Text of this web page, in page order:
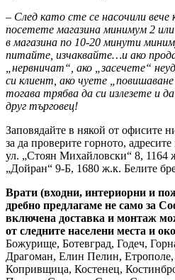
– След като сте се насочили
посетете магазина минимум 2
в магазина по 10-20 минути
питайте, изчаквайте…и ако
„нервничат“, ако „засечете“
си клиент, ако чуете
тогава трябва да си излезете и
друг търговец!
Заповядайте в някой от офисите
за да проверите горното,
ул. „Стоян Михайловски“ 8, 1164
„Дойран“ 9-Б, 1680 ж.к. Белите
Врати (входни, интериорни и
дребно предлагаме не само за
включена доставка и монтаж
от следните населени места и
Божурище, Ботевград, Годеч,
Драгоман, Елин Пелин,
Копривщица, Костенец,